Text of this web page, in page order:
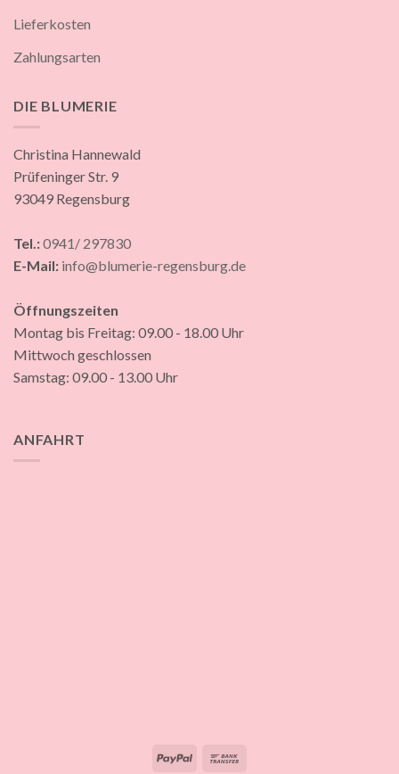
Lieferkosten
Zahlungsarten
DIE BLUMERIE
Christina Hannewald
Prüfeninger Str. 9
93049 Regensburg
Tel.:0941/ 297830
E-Mail: info@blumerie-regensburg.de
Öffnungszeiten
Montag bis Freitag: 09.00 - 18.00 Uhr
Mittwoch geschlossen
Samstag: 09.00 - 13.00 Uhr
ANFAHRT